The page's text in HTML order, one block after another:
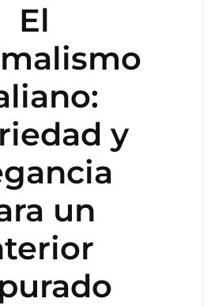
El
y
un